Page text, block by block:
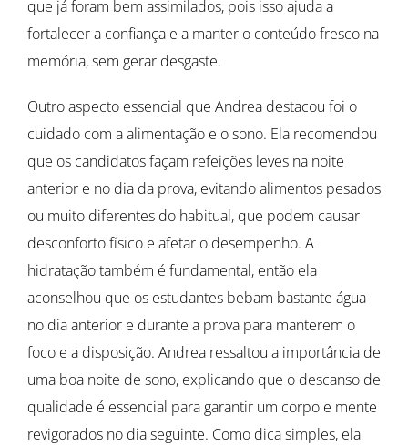
que já foram bem assimilados, pois isso ajuda a
fortalecer a confiança e a manter o conteúdo fresco na
memória, sem gerar desgaste.
Outro aspecto essencial que Andrea destacou foi o
cuidado com a alimentação e o sono. Ela recomendou
que os candidatos façam refeições leves na noite
anterior e no dia da prova, evitando alimentos pesados
ou muito diferentes do habitual, que podem causar
desconforto físico e afetar o desempenho. A
hidratação também é fundamental, então ela
aconselhou que os estudantes bebam bastante água
no dia anterior e durante a prova para manterem o
foco e a disposição. Andrea ressaltou a importância de
uma boa noite de sono, explicando que o descanso de
qualidade é essencial para garantir um corpo e mente
revigorados no dia seguinte. Como dica simples, ela